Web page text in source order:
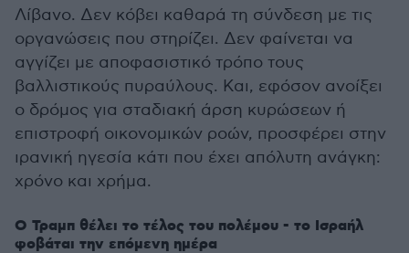
Λίβανο. Δεν κόβει καθαρά τη σύνδεση με τις
οργανώσεις που στηρίζει. Δεν φαίνεται να
αγγίζει με αποφασιστικό τρόπο τους
βαλλιστικούς πυραύλους. Και, εφόσον ανοίξει
ο δρόμος για σταδιακή άρση κυρώσεων ή
επιστροφή οικονομικών ροών, προσφέρει στην
ιρανική ηγεσία κάτι που έχει απόλυτη ανάγκη:
χρόνο και χρήμα.
Ο Τραμπ θέλει το τέλος του πολέμου - το Ισραήλ
φοβάται την επόμενη ημέρα